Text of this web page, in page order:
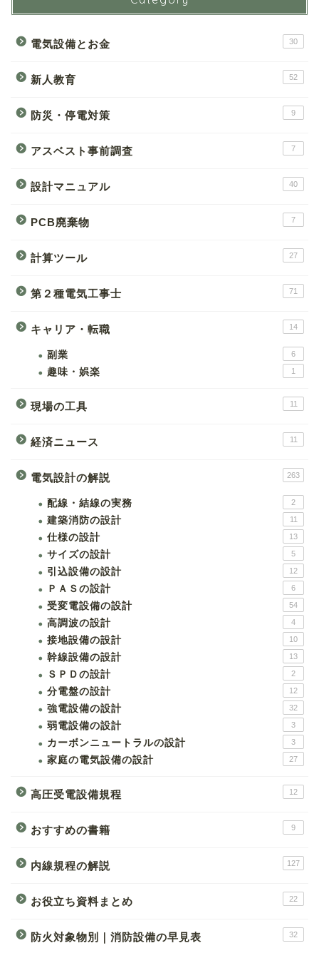
電気設備とお金 30
新人教育 52
防災・停電対策 9
アスベスト事前調査 7
設計マニュアル 40
PCB廃棄物 7
計算ツール 27
第２種電気工事士 71
キャリア・転職 14
副業 6
趣味・娯楽 1
現場の工具 11
経済ニュース 11
電気設計の解説 263
配線・結線の実務 2
建築消防の設計 11
仕様の設計 13
サイズの設計 5
引込設備の設計 12
ＰＡＳの設計 6
受変電設備の設計 54
高調波の設計 4
接地設備の設計 10
幹線設備の設計 13
ＳＰＤの設計 2
分電盤の設計 12
強電設備の設計 32
弱電設備の設計 3
カーボンニュートラルの設計 3
家庭の電気設備の設計 27
高圧受電設備規程 12
おすすめの書籍 9
内線規程の解説 127
お役立ち資料まとめ 22
防火対象物別｜消防設備の早見表 32